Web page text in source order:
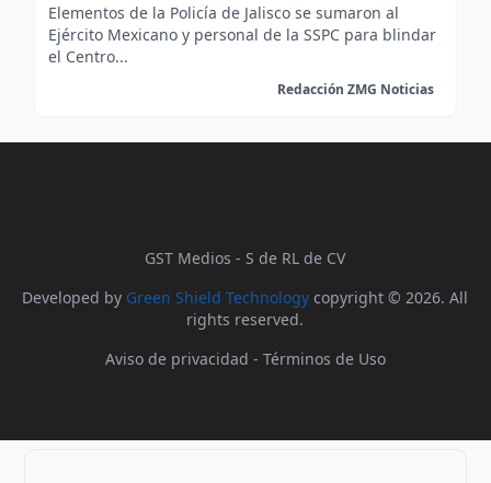
Elementos de la Policía de Jalisco se sumaron al
Ejército Mexicano y personal de la SSPC para blindar
el Centro...
Redacción ZMG Noticias
GST Medios - S de RL de CV
Developed by Green Shield Technology copyright © 2026. All
rights reserved.
Aviso de privacidad - Términos de Uso